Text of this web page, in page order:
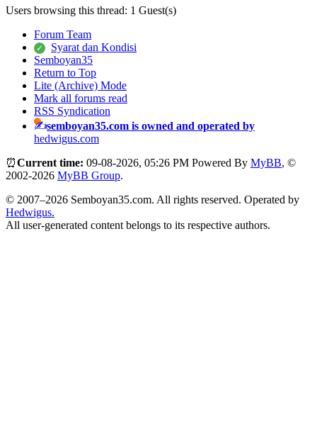
Users browsing this thread: 1 Guest(s)
Forum Team
Syarat dan Kondisi
Semboyan35
Return to Top
Lite (Archive) Mode
Mark all forums read
RSS Syndication
semboyan35.com is owned and operated by
hedwigus.com
⏰Current time: 09-08-2026, 05:26 PM Powered By MyBB, ©
2002-2026 MyBB Group.
© 2007–2026 Semboyan35.com. All rights reserved. Operated by
Hedwigus.
All user-generated content belongs to its respective authors.